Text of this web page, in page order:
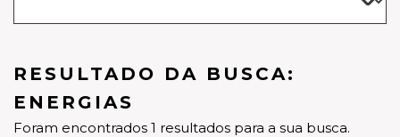
RESULTADO DA BUSCA:
ENERGIAS
Foram encontrados 1 resultados para a sua busca.